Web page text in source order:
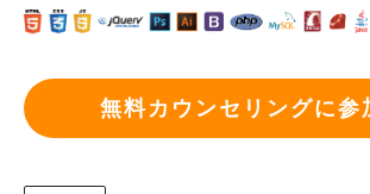
無料カウンセリングに参